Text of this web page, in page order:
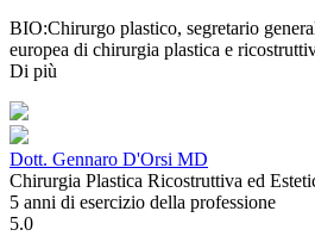
BIO:Chirurgo plastico, segretario
europea di chirurgia plastica e
Di più
Dott. Gennaro D'Orsi MD
Chirurgia Plastica Ricostruttiva ed
5 anni di esercizio della professione
5.0